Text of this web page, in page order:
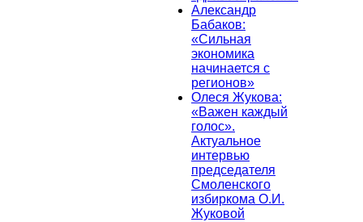
Александр
Бабаков:
«Сильная
экономика
начинается с
регионов»
Олеся Жукова:
«Важен каждый
голос».
Актуальное
интервью
председателя
Смоленского
избиркома О.И.
Жуковой